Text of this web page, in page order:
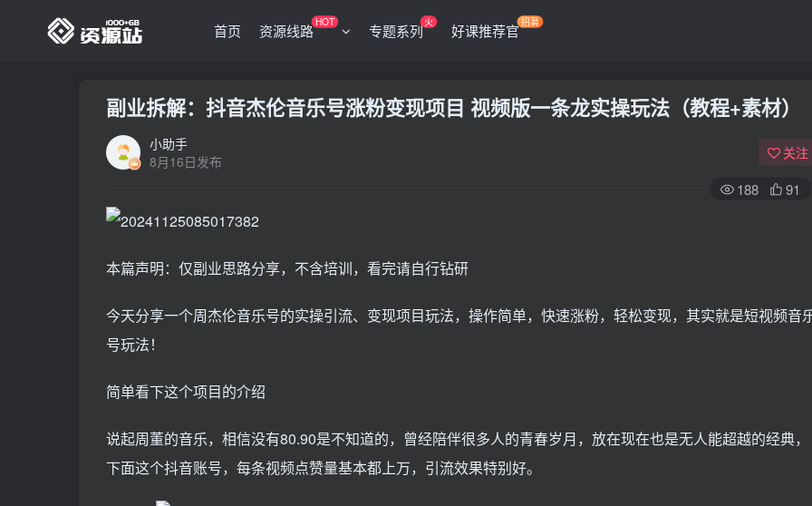
首页 资源线路HOT 专题系列火 好课推荐官招募
副业拆解：抖音杰伦音乐号涨粉变现项目 视频版一条龙实操玩法（教程+素材）
小助手
8月16日发布
关注
188 91
本篇声明：仅副业思路分享，不含培训，看完请自行钻研
今天分享一个周杰伦音乐号的实操引流、变现项目玩法，操作简单，快速涨粉，轻松变现，其实就是短视频音
号玩法！
简单看下这个项目的介绍
说起周董的音乐，相信没有80.90是不知道的，曾经陪伴很多人的青春岁月，放在现在也是无人能超越的经典，
下面这个抖音账号，每条视频点赞量基本都上万，引流效果特别好。